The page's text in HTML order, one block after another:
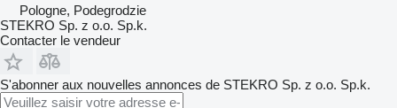
Pologne, Podegrodzie
STEKRO Sp. z o.o. Sp.k.
Contacter le vendeur
S'abonner aux nouvelles annonces de STEKRO Sp. z o.o. Sp.k.